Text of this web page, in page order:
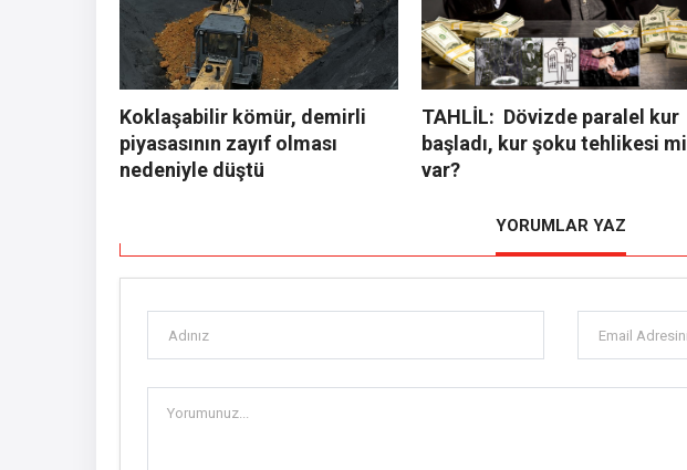
Koklaşabilir kömür, demirli
piyasasının zayıf olması
nedeniyle düştü
TAHLİL: Dövizde paralel kur
başladı, kur şoku tehlikesi mi
var?
YORUMLAR YAZ